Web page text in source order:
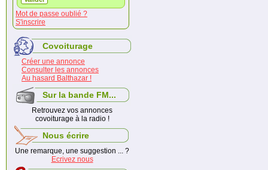
Mot de passe oublié ?
S'inscrire
Covoiturage
Créer une annonce
Consulter les annonces
Au hasard Balthazar !
Sur la bande FM...
Retrouvez vos annonces
covoiturage à la radio !
Nous écrire
Une remarque, une suggestion ... ?
Ecrivez nous